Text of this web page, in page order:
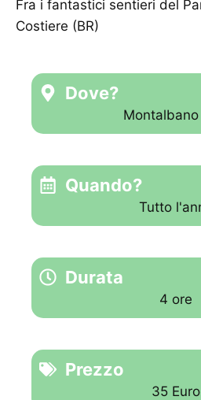
Fra i fantastici sentieri del
Costiere (BR)
Dove?
Montalbano
Quando?
Tutto
Durata
4 ore
Prezzo
35 Euro